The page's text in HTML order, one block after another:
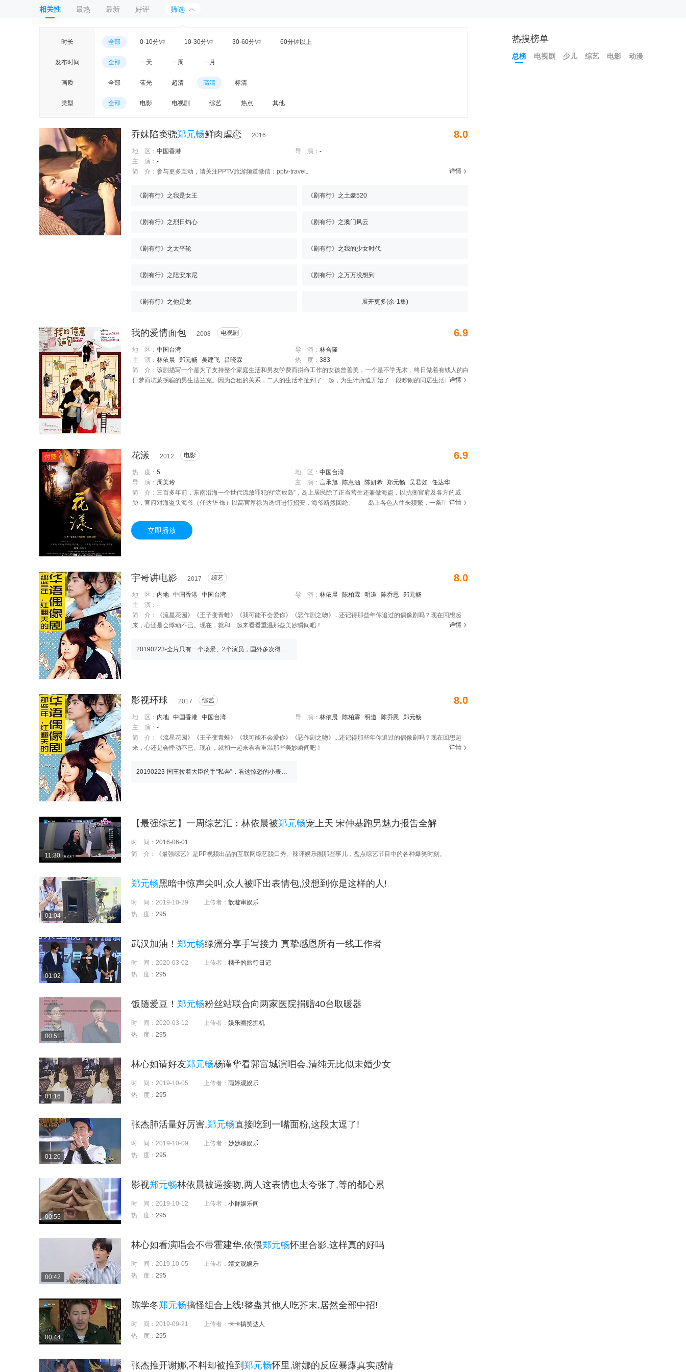
相关性 最热 最新 好评 筛选
时长 全部 0-10分钟 10-30分钟 30-60分钟 60分钟以上
发布时间 全部 一天 一周 一月
画质 全部 蓝光 超清 高清 标清
类型 全部 电影 电视剧 综艺 热点 其他
乔妹陷窦骁郑元畅鲜肉虐恋 2016 8.0
地 区： 中国香港 导 演： -
主 演： -
简 介： 参与更多互动，请关注PPTV旅游频道微信：pptv-travel。 详情
《剧有行》之我是女王 《剧有行》之土豪520
《剧有行》之烈日灼心 《剧有行》之澳门风云
《剧有行》之太平轮 《剧有行》之我的少女时代
《剧有行》之陪安东尼 《剧有行》之万万没想到
《剧有行》之他是龙 展开更多(余-1集)
我的爱情面包 2008 电视剧 6.9
地 区： 中国台湾 导 演： 林合隆
主 演： 林依晨 郑元畅 吴建飞 吕晓霖 热 度： 383
简 介： 该剧描写一个是为了支持整个家庭生活和男友学费而拼命工作的女孩曾善美，一个是不学无术，终日做着有钱人的白
日梦而坑蒙拐骗的男生法兰克。因为合租的关系，二人的生活牵扯到了一起，为生计所迫开始了一段吵闹的同居生活的故
详情
付费 花漾 2012 电影 6.9
热 度： 5 地 区： 中国台湾
导 演： 周美玲 主 演： 言承旭 陈意涵 陈妍希 郑元畅 吴君如
任达华
简 介： 三百多年前，东南沿海一个世代流放罪犯的“流放岛”，岛上居民除了正当营生还兼做海盗，以抗衡官府及各方的威
胁，官府对海盗头海爷（任达华 饰）以高官厚禄为诱饵进行招安，海爷断然回绝。 岛上各色人往来频繁，一条璀璨花街
引人注目。 花漾楼老鸨月娘（吴君如 饰），调教出性格迥异的孪生艺旦：小雪（陈妍希 饰）与小霜（陈意涵 饰），凭
着“花漾双陪”红的发紫。姐妹俩却因外人所不知的隐秘不惜制造命案！月娘让小雪嫁祸给琴师（郑元畅 饰），但小雪因爱慕他
在这场情、权、欲的豪赌中，谁才是赢家？
详情
立即播放
宇哥讲电影 2017 综艺 8.0
地 区： 内地 中国香港 中国台湾 导 演： 林依晨 陈柏霖 明道 陈乔恩
郑元畅
主 演： -
简 介：
《流星花园》《王子变青蛙》《我可能不会爱你》《恶作剧之吻》...还记得那些年你追过的偶像剧吗？现在回想起
来，心还是会悸动不已。现在，就和一起来看看重温那些美妙瞬间吧！
详情
20190223-全片只有一个场景、2个演员，国外多次得奖的冷门电影
影视环球 2017 综艺 8.0
地 区： 内地 中国香港 中国台湾 导 演： 林依晨 陈柏霖 明道 陈乔恩
郑元畅
主 演： -
简 介：
《流星花园》《王子变青蛙》《我可能不会爱你》《恶作剧之吻》...还记得那些年你追过的偶像剧吗？现在回想起
来，心还是会悸动不已。现在，就和一起来看看重温那些美妙瞬间吧！
详情
20190223-国王拉着大臣的手“私奔”，看这惊恐的小表情，难以置信
11:30
【最强综艺】一周综艺汇：林依晨被郑元畅宠上天 宋仲基跑男魅力报告全解
时 间： 2016-06-01
简 介：
《最强综艺》是PP视频出品的互联网综艺脱口秀。辣评娱乐圈那些事儿，盘点综艺节目中的各种爆笑时刻。
01:04
郑元畅黑暗中惊声尖叫,众人被吓出表情包,没想到你是这样的人!
时 间： 2019-10-29 上传者： 歆璇审娱乐
热 度： 295
01:02
武汉加油！ 郑元畅绿洲分享手写接力 真挚感恩所有一线工作者
时 间： 2020-03-02 上传者： 橘子的旅行日记
热 度： 295
00:51
饭随爱豆！ 郑元畅粉丝站联合向两家医院捐赠40台取暖器
时 间： 2020-03-12 上传者： 娱乐圈挖掘机
热 度： 295
01:16
林心如请好友郑元畅杨谨华看郭富城演唱会,清纯无比似未婚少女
时 间： 2019-10-05 上传者： 雨婷观娱乐
热 度： 295
01:20
张杰肺活量好厉害,郑元畅直接吃到一嘴面粉,这段太逗了!
时 间： 2019-10-09 上传者： 妙妙聊娱乐
热 度： 295
00:55
影视郑元畅林依晨被逼接吻,两人这表情也太夸张了,等的都心累
时 间： 2019-10-12 上传者： 小群娱乐间
热 度： 295
00:42
林心如看演唱会不带霍建华,依偎郑元畅怀里合影,这样真的好吗
时 间： 2019-10-05 上传者： 靖文观娱乐
热 度： 295
00:44
陈学冬郑元畅搞怪组合上线!整蛊其他人吃芥末,居然全部中招!
时 间： 2019-09-21 上传者： 卡卡搞笑达人
热 度： 295
张杰推开谢娜,不料却被推到 郑元畅怀里,谢娜的反应暴露真实感情
热搜榜单
总榜 电视剧 少儿 综艺 电影 动漫